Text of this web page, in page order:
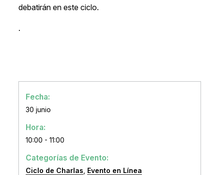
debatirán en este ciclo.
.
Fecha:
30 junio
Hora:
10:00 - 11:00
Categorías de Evento:
Ciclo de Charlas Evento en Línea